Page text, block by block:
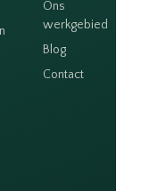
Ons
werkgebied
Blog
Contact